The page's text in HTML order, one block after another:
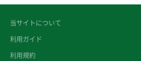
当サイトについて
利用ガイド
利用規約